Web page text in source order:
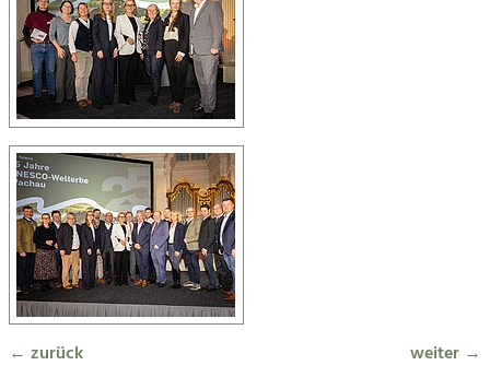
← zurück weiter →